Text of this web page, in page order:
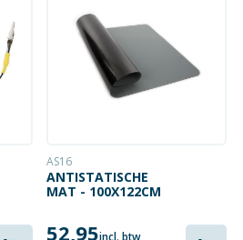
AS16
ANTISTATISCHE
MAT - 100X122CM
52,95incl. btw